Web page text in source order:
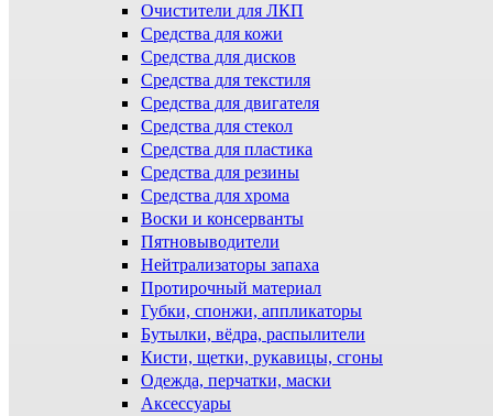
Очистители для ЛКП
Средства для кожи
Средства для дисков
Средства для текстиля
Средства для двигателя
Средства для стекол
Средства для пластика
Средства для резины
Средства для хрома
Воски и консерванты
Пятновыводители
Нейтрализаторы запаха
Протирочный материал
Губки, спонжи, аппликаторы
Бутылки, вёдра, распылители
Кисти, щетки, рукавицы, сгоны
Одежда, перчатки, маски
Аксессуары